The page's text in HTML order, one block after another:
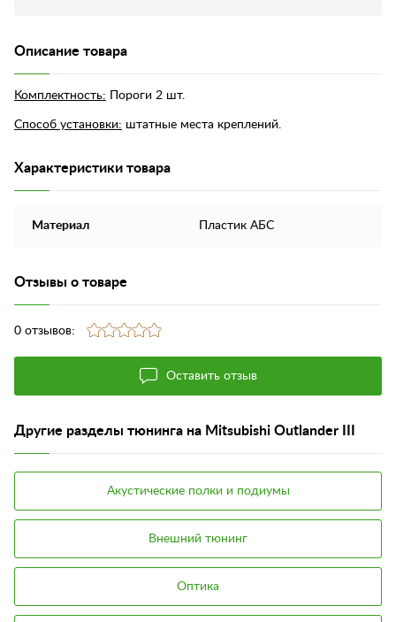
Описание товара
Комплектность: Пороги 2 шт.
Способ установки: штатные места креплений.
Характеристики товара
Материал Пластик АБС
Отзывы о товаре
0 отзывов:
Оставить отзыв
Другие разделы тюнинга на Mitsubishi Outlander III
Акустические полки и подиумы
Внешний тюнинг
Оптика